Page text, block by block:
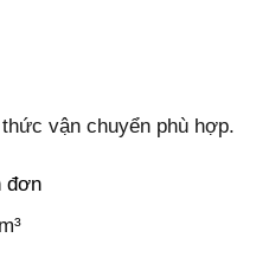
vận chuyển phù hợp.
đơn